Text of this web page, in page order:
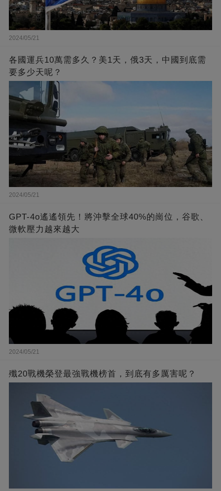
2024/05/21
各國運兵10萬需多久？美1天，俄3天，中國到底需
要多少天呢？
2024/05/21
GPT-4o遙遙領先！將沖擊全球40%的崗位，谷歌、
微軟壓力越來越大
2024/05/21
殲20戰機榮登最強戰機榜首，到底有多厲害呢？